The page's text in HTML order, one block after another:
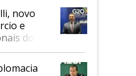
novo
e
do